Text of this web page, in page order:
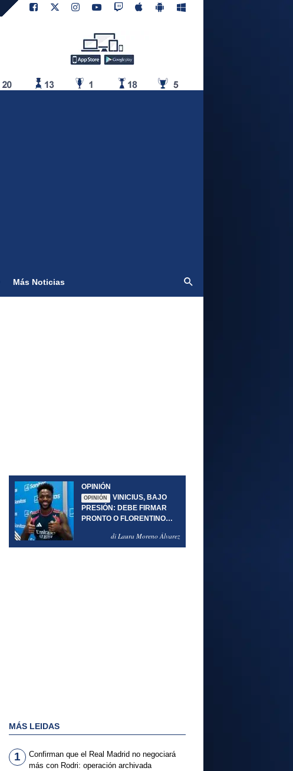
Más Noticias
OPINIÓN
OPINIÓN
VINICIUS, BAJO
PRESIÓN: DEBE FIRMAR
PRONTO O FLORENTINO
di Laura Moreno Álvarez
MÁS LEIDAS
1
Confirman que el Real Madrid no negociará
más con Rodri: operación archivada